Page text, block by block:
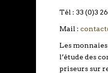
Tél : 33 (0)3
Mail :
Les
l’étude des
priseurs sur